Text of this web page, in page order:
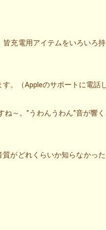
充電用アイテムをいろいろ
。（Appleのサポートに電話
～。”うわんうわん”音が響
がどれくらいか知らなかっ